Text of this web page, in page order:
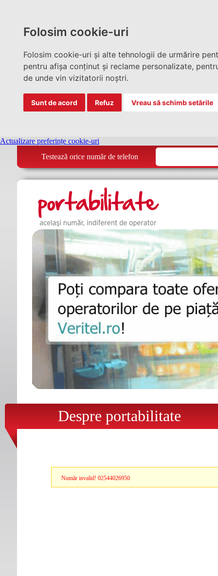
Folosim cookie-uri
Folosim cookie-uri și alte tehnologii de urmărire
pentru afișa conținut și reclame personalizate,
de unde vin vizitatorii noștri.
Sunt de acord Refuz Vreau să schimb setările
Actualizare preferințe cookie-uri
Testează orice număr de telefon
Despre portabilitate
Număr invalid! 02544026950